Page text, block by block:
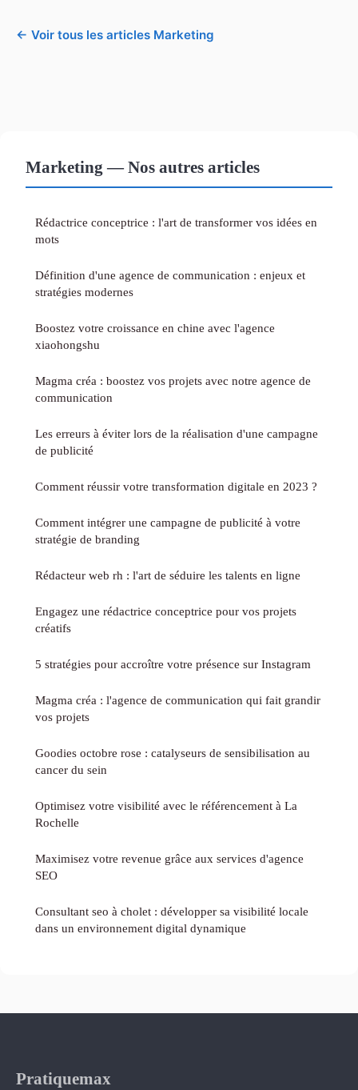
← Voir tous les articles Marketing
Marketing — Nos autres articles
Rédactrice conceptrice : l'art de transformer vos idées en
mots
Définition d'une agence de communication : enjeux et
stratégies modernes
Boostez votre croissance en chine avec l'agence
xiaohongshu
Magma créa : boostez vos projets avec notre agence de
communication
Les erreurs à éviter lors de la réalisation d'une campagne
de publicité
Comment réussir votre transformation digitale en 2023 ?
Comment intégrer une campagne de publicité à votre
stratégie de branding
Rédacteur web rh : l'art de séduire les talents en ligne
Engagez une rédactrice conceptrice pour vos projets
créatifs
5 stratégies pour accroître votre présence sur Instagram
Magma créa : l'agence de communication qui fait grandir
vos projets
Goodies octobre rose : catalyseurs de sensibilisation au
cancer du sein
Optimisez votre visibilité avec le référencement à La
Rochelle
Maximisez votre revenue grâce aux services d'agence
SEO
Consultant seo à cholet : développer sa visibilité locale
dans un environnement digital dynamique
Pratiquemax